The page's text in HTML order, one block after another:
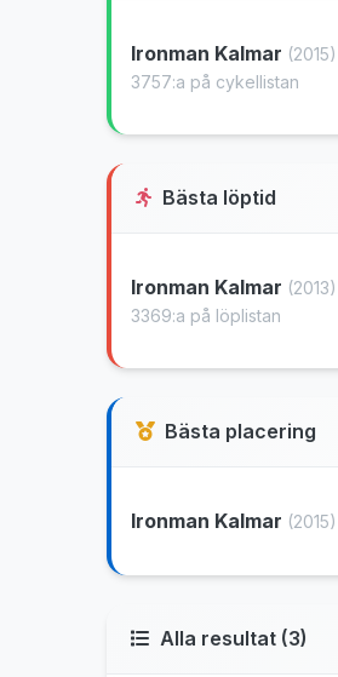
Ironman Kalmar (2015)
3757:a på cykellistan
Bästa löptid
Ironman Kalmar (2013)
3369:a på löplistan
Bästa placering
Ironman Kalmar (2015)
Alla resultat (3)